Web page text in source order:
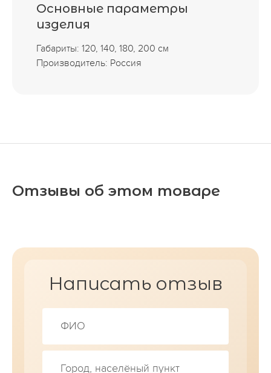
Основные параметры
изделия
Габариты: 120, 140, 180, 200 см
Производитель: Россия
Отзывы об этом товаре
Написать отзыв